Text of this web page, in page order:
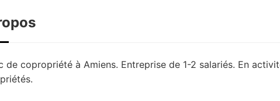
de copropriété à Amiens. Entreprise de 1-2 salariés. En